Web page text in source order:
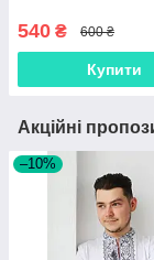
540 ₴ 600 ₴
Купити
Акційні
–10%